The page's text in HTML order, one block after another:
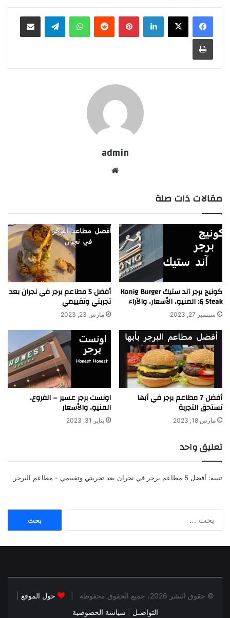
لينكدإن بينتيريست واتساب تيلقرام مشاركة عبر البريد
طباعة
admin
مقالات ذات صلة
كونيج برجر آند ستيك Konig Burger
& Steak: المنيو، الأسعار، والآراء
سبتمبر 27, 2023
أفضل 5 مطاعم برجر في نجران بعد
تجربتي وتقييمي
مارس 23, 2023
أفضل 7 مطاعم برجر في أبها
تستحق التجربة
مارس 18, 2023
اونست برجر عسير – الفروع،
المنيو، والأسعار
يناير 31, 2023
تعليق واحد
تنبيه: أفضل 5 مطاعم برجر في نجران بعد تجربتي وتقييمي - مطاعم البرجر
© حقوق النشر 2026، جميع الحقوق محفوظة | حول الموقع
التواصـل
سياسة الخصوصية